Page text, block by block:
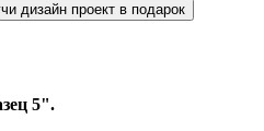
дизайн проект в подарок
5".